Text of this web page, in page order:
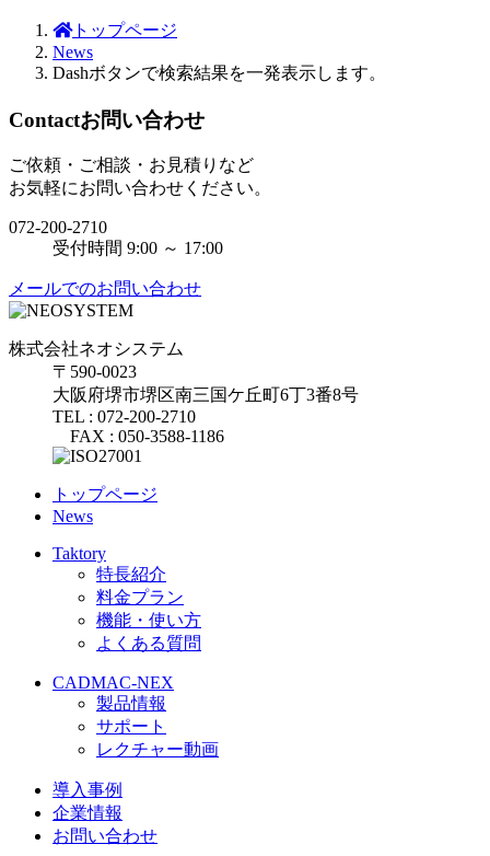
トップページ
News
Dashボタンで検索結果を一発表示します。
Contactお問い合わせ
ご依頼・ご相談・お見積りなど
お気軽にお問い合わせください。
072-200-2710
受付時間 9:00 ～ 17:00
メールでのお問い合わせ
株式会社ネオシステム
〒590-0023
大阪府堺市堺区南三国ケ丘町6丁3番8号
TEL : 072-200-2710
FAX : 050-3588-1186
トップページ
News
Taktory
特長紹介
料金プラン
機能・使い方
よくある質問
CADMAC-NEX
製品情報
サポート
レクチャー動画
導入事例
企業情報
お問い合わせ